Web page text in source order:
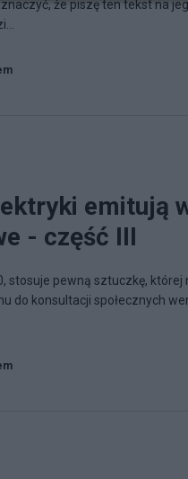
że piszę ten tekst na
emitują
- część III
stosuje pewną sztuczkę, której
do konsultacji społecznych